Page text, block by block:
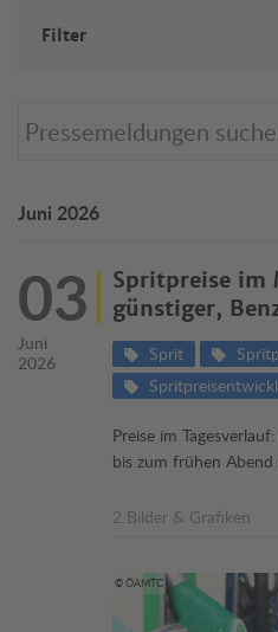
Filter
Wirtschaft & Politik
Tests
Fahrtechnik
DATUM
mit Video
Juni 2026
03
Juni
2026
Spritpreise im
günstiger,
Sprit
Preise im
bis zum frühen
2 Bilder & Grafiken
© ÖAMTC